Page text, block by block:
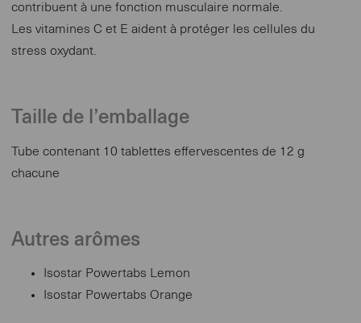
contribuent à une fonction musculaire normale.
Les vitamines C et E aident à protéger les cellules du
stress oxydant.
Taille de l’emballage
Tube contenant 10 tablettes effervescentes de 12 g
chacune
Autres arômes
Isostar Powertabs Lemon
Isostar Powertabs Orange